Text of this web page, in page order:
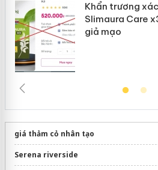
Khẩn trương
Slimaura Care
giả mạo
giá thảm cỏ nhân tạo
Serena riverside